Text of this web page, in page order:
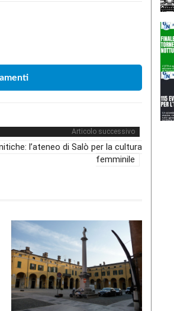
Articolo successivo
l’ateneo di Salò per la cultura
femminile